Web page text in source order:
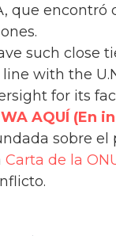
que
such close
with the
for its
AQUÍ (En
sobre
Carta de la